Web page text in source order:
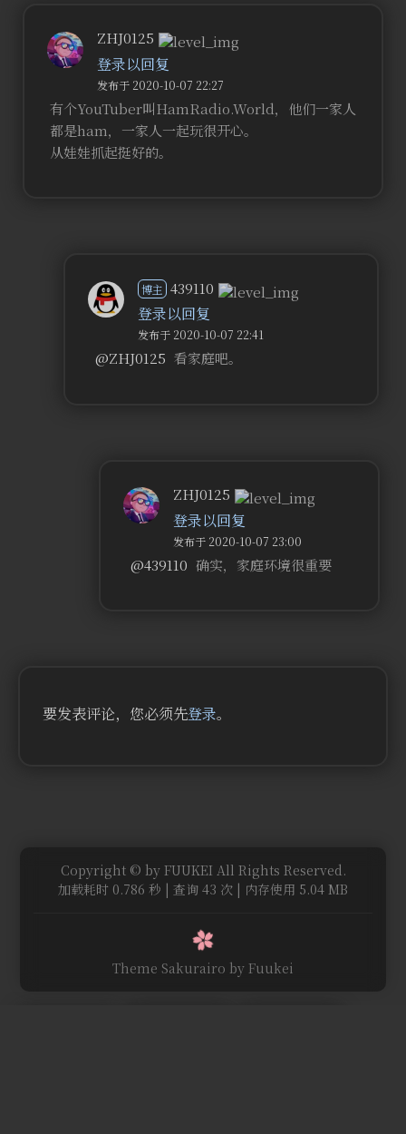
ZHJ0125
登录以回复
发布于 2020-10-07 22:27
有个YouTuber叫HamRadio.World，他们一家人
都是ham，一家人一起玩很开心。
从娃娃抓起挺好的。
博主 439110
登录以回复
发布于 2020-10-07 22:41
@ZHJ0125 看家庭吧。
ZHJ0125
登录以回复
发布于 2020-10-07 23:00
@439110 确实，家庭环境很重要
要发表评论，您必须先登录。
Copyright © by FUUKEI All Rights Reserved.
加载耗时 0.786 秒 | 查询 43 次 | 内存使用 5.04 MB
Theme Sakurairo by Fuukei